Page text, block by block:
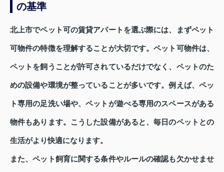
の基準
北上市でペット可の賃貸アパートを選ぶ際には、まずペット
可物件の特徴を理解することが大切です。ペット可物件は、
ペットを飼うことが許可されているだけでなく、ペットのた
めの設備や環境が整っていることが多いです。例えば、ペッ
ト専用の足洗い場や、ペットが遊べる専用のスペースがある
物件もあります。こうした設備があると、毎日のペットとの
生活がより快適になります。
また、ペット飼育に関する条件やルールの確認も欠かせませ